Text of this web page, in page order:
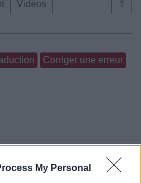
My Personal
⇑
Vidéos
Corriger une erreur